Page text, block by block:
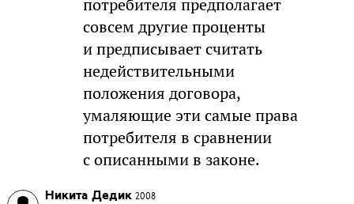
потребителя предполагает
совсем другие проценты
и предписывает считать
недействительными
положения договора,
умаляющие эти самые права
потребителя в сравнении
с описанными в законе.
Никита Дедик 2008